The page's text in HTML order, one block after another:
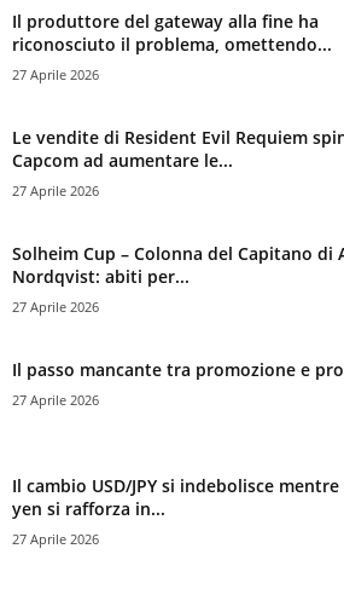
Il produttore del gateway alla fine ha
riconosciuto il problema, omettendo...
27 Aprile 2026
Le vendite di Resident Evil Requiem
Capcom ad aumentare le...
27 Aprile 2026
Solheim Cup – Colonna del Capitano di
Nordqvist: abiti per...
27 Aprile 2026
Il passo mancante tra promozione e
27 Aprile 2026
Il cambio USD/JPY si indebolisce mentre
yen si rafforza in...
27 Aprile 2026